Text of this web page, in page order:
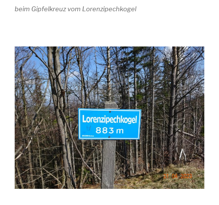
beim Gipfelkreuz vom Lorenzipechkogel